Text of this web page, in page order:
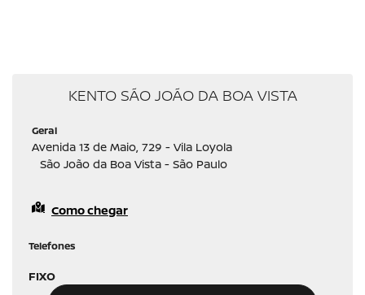
KENTO SÃO JOÃO DA BOA VISTA
Geral
Avenida 13 de Maio, 729 - Vila Loyola
São João da Boa Vista - São Paulo
Como chegar
Telefones
FIXO